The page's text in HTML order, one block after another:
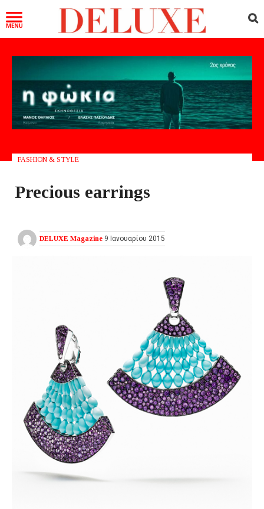
FASHION & STYLE
Precious earrings
DELUXE Magazine 9 Ιανουαρίου 2015